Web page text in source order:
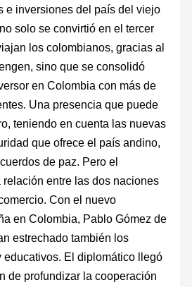
e inversiones del país del viejo
solo se convirtió en el tercer
los colombianos, gracias al
sino que se consolidó
en Colombia con más de
Una presencia que puede
teniendo en cuenta las nuevas
que ofrece el país andino,
de paz. Pero el
entre las dos naciones
Con el nuevo
en Colombia, Pablo Gómez de
estrechado también los
educativos. El diplomático llegó
de profundizar la cooperación